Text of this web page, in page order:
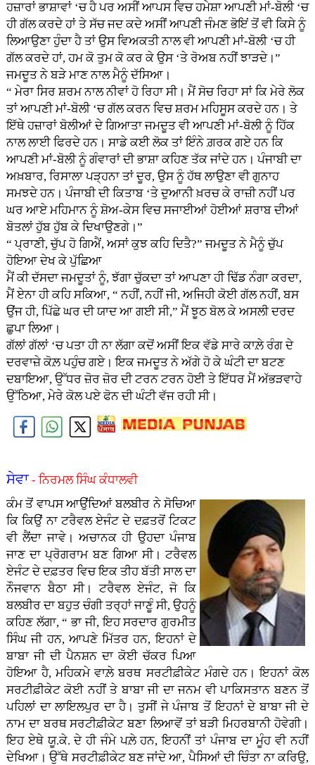
ਹਜ਼ਾਰਾਂ ਭਾਸ਼ਾਵਾਂ ‘ਚ ਹੈ ਪਰ ਅਸੀਂ ਆਪਸ ਵਿਚ ਹਮੇਸ਼ਾ ਆਪਣੀ ਮਾਂ-ਬੋਲੀ ‘ਚ
ਹੀ ਗੱਲ ਕਰਦੇ ਹਾਂ ਤੇ ਸੱਚ ਜਦ ਕਦੇ ਅਸੀਂ ਆਪਣੀ ਜੰਮਣ ਭੋਇਂ ਤੋਂ ਵੀ ਕਿਸੇ ਨੂੰ
ਲਿਆਉਣਾ ਹੁੰਦਾ ਹੈ ਤਾਂ ਉਸ ਵਿਅਕਤੀ ਨਾਲ ਵੀ ਆਪਣੀ ਮਾਂ-ਬੋਲੀ ‘ਚ ਹੀ
ਗੱਲ ਕਰਦੇ ਹਾਂ, ਹਮ ਕੋ ਤੁਮ ਕੋ ਕਰ ਕੇ ਉਸ ‘ਤੇ ਰੋਅਬ ਨਹੀਂ ਝਾੜਦੇ।”
ਜਮਦੂਤ ਨੇ ਬੜੇ ਮਾਣ ਨਾਲ ਮੈਨੂੰ ਦੱਸਿਆ।
“ ਮੇਰਾ ਸਿਰ ਸ਼ਰਮ ਨਾਲ ਨੀਵਾਂ ਹੋ ਰਿਹਾ ਸੀ। ਮੈਂ ਸੋਚ ਰਿਹਾ ਸਾਂ ਕਿ ਮੇਰੇ ਲੋਕ
ਤਾਂ ਆਪਣੀ ਮਾਂ-ਬੋਲੀ ‘ਚ ਗੱਲ ਕਰਨ ਵਿਚ ਸ਼ਰਮ ਮਹਿਸੂਸ ਕਰਦੇ ਹਨ। ਤੇ
ਇੱਥੇ ਹਜ਼ਾਰਾਂ ਬੋਲੀਆਂ ਦੇ ਗਿਆਤਾ ਜਮਦੂਤ ਵੀ ਆਪਣੀ ਮਾਂ-ਬੋਲੀ ਨੂੰ ਹਿੱਕ
ਨਾਲ ਲਾਈ ਫਿਰਦੇ ਹਨ। ਸਾਡੇ ਕਈ ਲੋਕ ਤਾਂ ਇੰਨੇ ਗ਼ਰਕ ਗਏ ਹਨ ਕਿ
ਆਪਣੀ ਮਾਂ-ਬੋਲੀ ਨੂੰ ਗੰਵਾਰਾਂ ਦੀ ਭਾਸ਼ਾ ਕਹਿਣ ਤੱਕ ਜਾਂਦੇ ਹਨ। ਪੰਜਾਬੀ ਦਾ
ਅਖ਼ਬਾਰ, ਰਿਸਾਲਾ ਪੜ੍ਹਨਾ ਤਾਂ ਦੂਰ, ਉਸ ਨੂੰ ਹੱਥ ਲਾਉਣਾ ਵੀ ਗੁਨਾਹ
ਸਮਝਦੇ ਹਨ। ਪੰਜਾਬੀ ਦੀ ਕਿਤਾਬ ‘ਤੇ ਦੁਆਨੀ ਖ਼ਰਚ ਕੇ ਰਾਜ਼ੀ ਨਹੀਂ ਪਰ
ਘਰ ਆਏ ਮਹਿਮਾਨ ਨੂੰ ਸ਼ੋਅ-ਕੇਸ ਵਿਚ ਸਜਾਈਆਂ ਹੋਈਆਂ ਸ਼ਰਾਬ ਦੀਆਂ
ਬੋਤਲਾਂ ਹੁੱਬ ਹੁੱਬ ਕੇ ਦਿਖਾਉਣਗੇ।”
“ ਪ੍ਰਾਣੀ, ਚੁੱਪ ਹੋ ਗਿਐਂ, ਅਸਾਂ ਕੁਝ ਕਹਿ ਦਿਤੈ?” ਜਮਦੂਤ ਨੇ ਮੈਨੂੰ ਚੁੱਪ
ਹੋਇਆ ਦੇਖ ਕੇ ਪੁੱਛਿਆ
ਮੈਂ ਕੀ ਦੱਸਦਾ ਜਮਦੂਤਾਂ ਨੂੰ, ਝੱਗਾ ਚੁੱਕਦਾ ਤਾਂ ਆਪਣਾ ਹੀ ਢਿੱਡ ਨੰਗਾ ਕਰਦਾ,
ਮੈਂ ਏਨਾ ਹੀ ਕਹਿ ਸਕਿਆ, “ ਨਹੀਂ, ਨਹੀਂ ਜੀ, ਅਜਿਹੀ ਕੋਈ ਗੱਲ ਨਹੀਂ, ਬਸ
ਉਂਜ ਹੀ, ਪਿੱਛੇ ਘਰ ਦੀ ਯਾਦ ਆ ਗਈ ਸੀ,” ਮੈਂ ਝੂਠ ਬੋਲ ਕੇ ਅਸਲੀ ਦਰਦ
ਛੁਪਾ ਲਿਆ।
ਗੱਲਾਂ ਗੱਲਾਂ ‘ਚ ਪਤਾ ਹੀ ਨਾ ਲੱਗਾ ਕਦੋਂ ਅਸੀਂ ਇਕ ਵੱਡੇ ਸਾਰੇ ਕਾਲ਼ੇ ਰੰਗ ਦੇ
ਦਰਵਾਜ਼ੇ ਕੋਲ਼ ਪਹੁੰਚ ਗਏ। ਇਕ ਜਮਦੂਤ ਨੇ ਅੱਗੇ ਹੋ ਕੇ ਘੰਟੀ ਦਾ ਬਟਣ
ਦਬਾਇਆ, ਉੱਧਰ ਜ਼ੋਰ ਜ਼ੋਰ ਦੀ ਟਰਨ ਟਰਨ ਹੋਈ ਤੇ ਇੱਧਰ ਮੈਂ ਅੱਭੜਵਾਹੇ
ਉੱਠਿਆ, ਮੇਰੇ ਕੋਲ ਪਏ ਫੋਨ ਦੀ ਘੰਟੀ ਵੱਜ ਰਹੀ ਸੀ।
ਸੇਵਾ- ਨਿਰਮਲ ਸਿੰਘ ਕੰਧਾਲਵੀ
ਕੰਮ ਤੋਂ ਵਾਪਸ ਆਉਂਦਿਆਂ ਬਲਬੀਰ ਨੇ ਸੋਚਿਆ
ਕਿ ਕਿਉਂ ਨਾ ਟਰੈਵਲ ਏਜੰਟ ਦੇ ਦਫ਼ਤਰੋਂ ਟਿਕਟ
ਵੀ ਲੈਂਦਾ ਜਾਵੇ। ਅਚਾਨਕ ਹੀ ਉਹਦਾ ਪੰਜਾਬ
ਜਾਣ ਦਾ ਪ੍ਰੋਗਰਾਮ ਬਣ ਗਿਆ ਸੀ। ਟਰੈਵਲ
ਏਜੰਟ ਦੇ ਦਫ਼ਤਰ ਵਿਚ ਇਕ ਤੀਹ ਬੱਤੀ ਸਾਲ ਦਾ
ਨੌਜਵਾਨ ਬੈਠਾ ਸੀ। ਟਰੈਵਲ ਏਜੰਟ, ਜੋ ਕਿ
ਬਲਬੀਰ ਦਾ ਬਹੁਤ ਚੰਗੀ ਤਰ੍ਹਾਂ ਜਾਣੂੰ ਸੀ, ਉਹਨੂੰ
ਕਹਿਣ ਲੱਗਾ, “ ਭਾ ਜੀ, ਇਹ ਸਰਦਾਰ ਗੁਰਮੀਤ
ਸਿੰਘ ਜੀ ਹਨ, ਆਪਣੇ ਮਿੱਤਰ ਹਨ, ਇਹਨਾਂ ਦੇ
ਬਾਬਾ ਜੀ ਦੀ ਪੈਨਸ਼ਨ ਦਾ ਕੋਈ ਚੱਕਰ ਪਿਆ
ਹੋਇਆ ਹੈ, ਮਹਿਕਮੇ ਵਾਲ਼ੇ ਬਰਥ ਸਰਟੀਫ਼ੀਕੇਟ ਮੰਗਦੇ ਹਨ। ਇਹਨਾਂ ਕੋਲ
ਸਰਟੀਫ਼ੀਕੇਟ ਕੋਈ ਨਹੀਂ ਤੇ ਬਾਬਾ ਜੀ ਦਾ ਜਨਮ ਵੀ ਪਾਕਿਸਤਾਨ ਬਣਨ ਤੋਂ
ਪਹਿਲਾਂ ਦਾ ਲਾਇਲਪੁਰ ਦਾ ਹੈ। ਤੁਸੀਂ ਜੇ ਪੰਜਾਬ ਤੋਂ ਇਹਨਾਂ ਦੇ ਬਾਬਾ ਜੀ ਦੇ
ਨਾਮ ਦਾ ਬਰਥ ਸਰਟੀਫ਼ੀਕੇਟ ਬਣਾ ਲਿਆਵੋਂ ਤਾਂ ਬੜੀ ਮਿਹਰਬਾਨੀ ਹੋਵੇਗੀ।
ਇਹ ਏਥੇ ਯੂ.ਕੇ. ਦੇ ਹੀ ਜੰਮੇ ਪਲ਼ੇ ਹਨ, ਇਹਨੀਂ ਤਾਂ ਪੰਜਾਬ ਦਾ ਮੂੰਹ ਵੀ ਨਹੀਂ
ਦੇਖਿਆ। ਉੱਥੇ ਸਰਟੀਫ਼ੀਕੇਟ ਬਣ ਜਾਂਦੇ ਆ, ਪੈਸਿਆਂ ਦੀ ਚਿੰਤਾ ਨਾ ਕਰਿਉ,